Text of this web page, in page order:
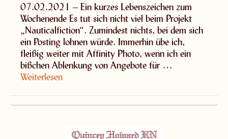
07.02.2021 – Ein kurzes Lebenszeichen zum
Wochenende Es tut sich nicht viel beim Projekt
„Nauticalfiction“. Zumindest nichts, bei dem sich
ein Posting lohnen würde. Immerhin übe ich,
fleißig weiter mit Affinity Photo, wenn ich ein
bißchen Ablenkung von Angebote für …
Weiterlesen